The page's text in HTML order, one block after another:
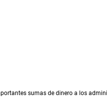
sumas de dinero a los